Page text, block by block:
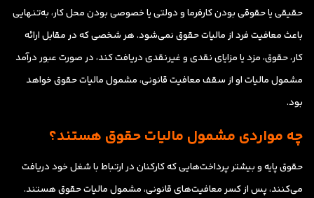
حقیقی یا حقوقی بودن کارفرما و دولتی یا خصوصی بودن محل کار، به‌تنهایی
باعث معافیت فرد از مالیات حقوق نمی‌شود. هر شخصی که در مقابل ارائه
کار، حقوق، مزد یا مزایای نقدی و غیرنقدی دریافت کند، در صورت عبور درآمد
مشمول مالیات او از سقف معافیت قانونی، مشمول مالیات حقوق خواهد
بود.
چه مواردی مشمول مالیات حقوق هستند؟
حقوق پایه و بیشتر پرداخت‌هایی که کارکنان در ارتباط با شغل خود دریافت
می‌کنند، پس از کسر معافیت‌های قانونی، مشمول مالیات حقوق هستند.